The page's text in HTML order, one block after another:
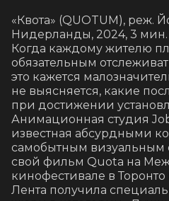
«Квота» (QUOTUM), реж.
Нидерланды, 2024, 3 мин.
Когда каждому жителю
обязательным
это кажется
не выясняется, какие
при достижении
Анимационная студия
известная абсурдными
самобытным визуальным
свой фильм Quota на
кинофестивале в Торонто
Лента получила